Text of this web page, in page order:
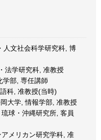
人文社会科学研究科, 博
法学研究科, 准教授
学部, 専任講師
科, 准教授(当時)
大学, 情報学部, 准教授
球・沖縄研究所, 客員
メリカン研究学科, 准